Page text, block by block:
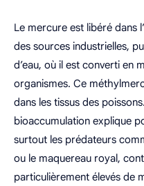
Le mercure est libéré dans
des sources industrielles,
d’eau, où il est converti en
organismes. Ce
dans les tissus des
bioaccumulation explique
surtout les prédateurs
ou le maquereau royal,
particulièrement élevés de